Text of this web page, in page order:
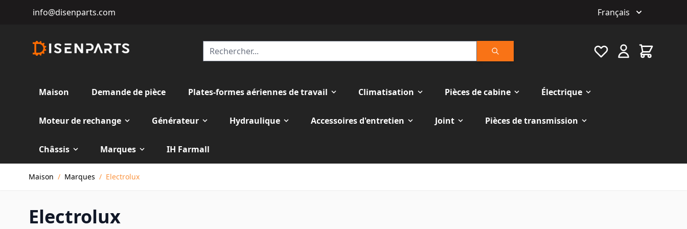
info@disenparts.com Français
Rechercher
Favourite Cart
Maison Demande de pièce Plates-formes aériennes de travail Climatisation Pièces de cabine Électrique
Moteur de rechange Générateur Hydraulique Accessoires d'entretien Joint Pièces de transmission
Châssis Marques
IH Farmall
Maison / Marques / Electrolux
Electrolux